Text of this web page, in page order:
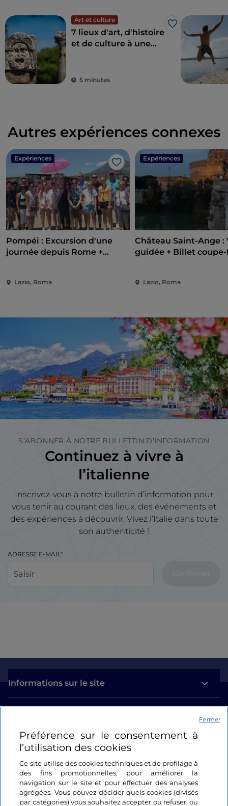
Art et culture
J’aime
7 lieux d'art, d'histoire
et de culture à une
5 minutes
Autres expériences connexes
Expériences
J’aime
Pompéi : Excursion d'une
journée depuis Rome +
Lazio, Roma
Expériences
Château Saint-Ange :
guidée + Billet
Lazio, Roma
S’ABONNER À NOTRE BULLETTIN D’INFORMATION
Continuez à vivre à
l’italienne
Inscrivez-vous à notre bulletin d’information pour
vous tenir au courant des lieux, des événements et
des expériences à découvrir. Vivez l’Italie dans toute
son authenticité !
ADRESSE E-MAIL
Informations sur le site
Se connecter
Suivez-nous
Préférence sur le consentement à
l’utilisation des cookies
Ce site utilise des cookies techniques et de profilage à
des fins promotionnelles, pour améliorer la
navigation sur le site et pour effectuer des analyses
agrégées. Vous pouvez décider quels cookies (divisés
par catégories) vous souhaitez accepter ou refuser, ou
Fermer